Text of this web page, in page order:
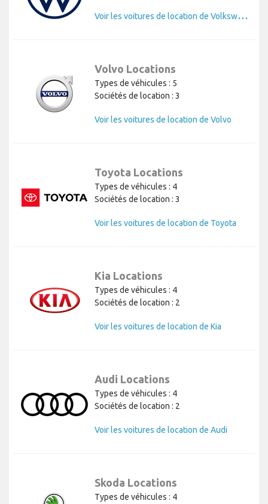
V
oir les voitures de location de Volkswagen
Volvo Locations
Types de véhicules : 5
Sociétés de location : 3
Voir les voitures de location de Volvo
Toyota Locations
Types de véhicules : 4
Sociétés de location : 3
Voir les voitures de location de Toyota
Kia Locations
Types de véhicules : 4
Sociétés de location : 2
Voir les voitures de location de Kia
Audi Locations
Types de véhicules : 4
Sociétés de location : 2
Voir les voitures de location de Audi
Skoda Locations
Types de véhicules : 4